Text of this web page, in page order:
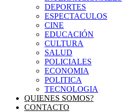
DEPORTES
ESPECTACULOS
CINE
EDUCACIÓN
CULTURA
SALUD
POLICIALES
ECONOMIA
POLITICA
TECNOLOGIA
QUIENES SOMOS?
CONTACTO